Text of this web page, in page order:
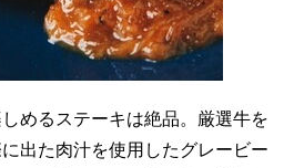
めるステーキは絶品。厳選牛を
出た肉汁を使用したグレービー